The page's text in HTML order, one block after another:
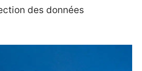
des données